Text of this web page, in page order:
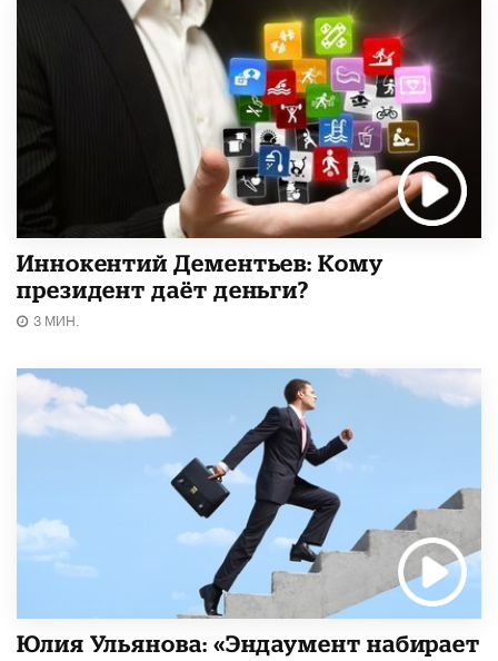
Иннокентий Дементьев: Кому
президент даёт деньги?
3 МИН.
Юлия Ульянова: «Эндаумент набирает